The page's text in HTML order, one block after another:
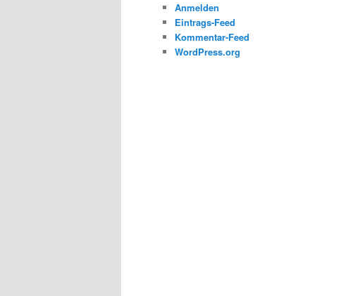
Anmelden
Eintrags-Feed
Kommentar-Feed
WordPress.org